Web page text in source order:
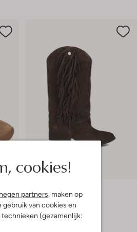
cookies!
negen partners , maken op
gebruik van cookies en
(gezamenlijk:
-20%
Hoge laarzen
€ 159,99 € 127,99